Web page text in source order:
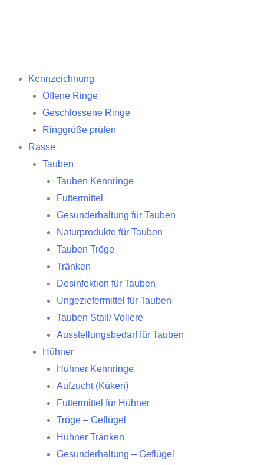
Kennzeichnung
Offene Ringe
Geschlossene Ringe
Ringgröße prüfen
Rasse
Tauben
Tauben Kennringe
Futtermittel
Gesunderhaltung für Tauben
Naturprodukte für Tauben
Tauben Tröge
Tränken
Desinfektion für Tauben
Ungeziefermittel für Tauben
Tauben Stall/ Voliere
Ausstellungsbedarf für Tauben
Hühner
Hühner Kennringe
Aufzucht (Küken)
Futtermittel für Hühner
Tröge – Geflügel
Hühner Tränken
Gesunderhaltung – Geflügel